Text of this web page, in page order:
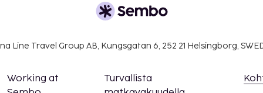
vanhoilta asiakkailta.
vanhoilta asiakkailta.
Line Travel Group AB, Kungsgatan 6, 252 21 Helsingborg,
Working at
Turvallista